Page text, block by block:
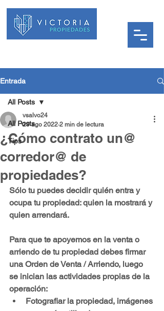
Entrada
All Posts
Tips
All Posts
¿Cómo contrato un@
corredor@ de
propiedades?
vsalvo24
29 ago 2022 2 min de lectura
Sólo tu puedes decidir quién entra y
ocupa tu propiedad: quien la mostrará y
quien arrendará.
Para que te apoyemos en la venta o
arriendo de tu propiedad debes firmar
una Orden de Venta / Arriendo, luego
se inician las actividades propias de la
operación:
Fotografiar la propiedad, imágenes